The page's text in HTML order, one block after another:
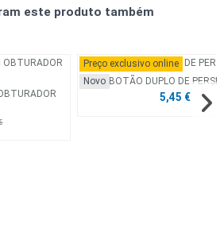
este produto também
Preço exclusivo online
Novo BOTÃO DUPLO DE
5,45 €